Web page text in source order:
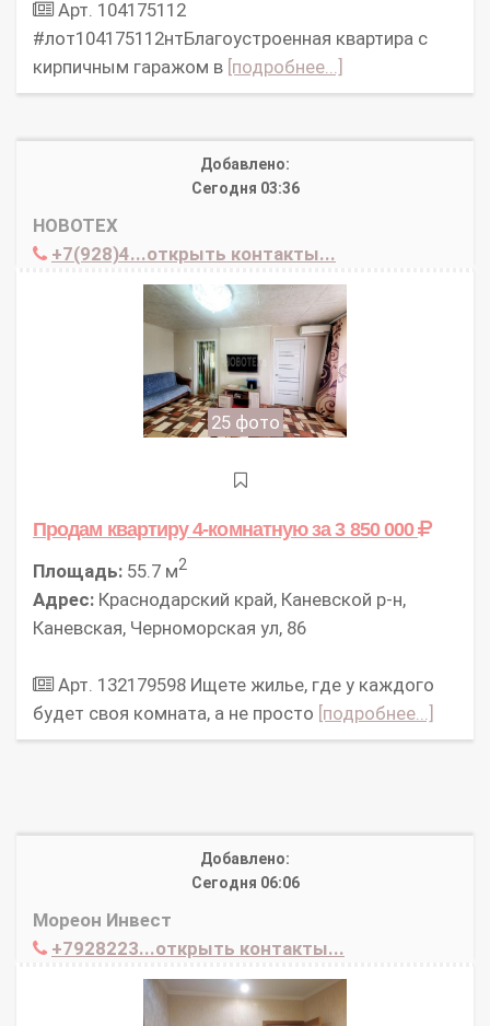
Арт. 104175112
#лот104175112нтБлагоустроенная квартира с
кирпичным гаражом в [подробнее...]
Добавлено:
Сегодня 03:36
НОВОТЕХ
+7(928)4...открыть контакты...
25 фото
Продам квартиру 4-комнатнуюза 3 850 000
Площадь: 55.7 м2
Адрес: Краснодарский край, Каневской р-н,
Каневская, Черноморская ул, 86
Арт. 132179598 Ищете жилье, где у каждого
будет своя комната, а не просто [подробнее...]
Добавлено:
Сегодня 06:06
Мореон Инвест
+7928223...открыть контакты...